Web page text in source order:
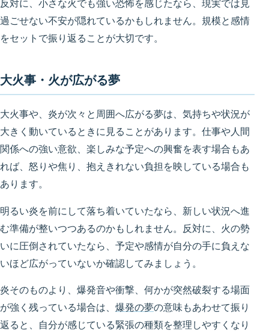
反対に、小さな火でも強い恐怖を感じたなら、現実では見
過ごせない不安が隠れているかもしれません。規模と感情
をセットで振り返ることが大切です。
大火事・火が広がる夢
大火事や、炎が次々と周囲へ広がる夢は、気持ちや状況が
大きく動いているときに見ることがあります。仕事や人間
関係への強い意欲、楽しみな予定への興奮を表す場合もあ
れば、怒りや焦り、抱えきれない負担を映している場合も
あります。
明るい炎を前にして落ち着いていたなら、新しい状況へ進
む準備が整いつつあるのかもしれません。反対に、火の勢
いに圧倒されていたなら、予定や感情が自分の手に負えな
いほど広がっていないか確認してみましょう。
炎そのものより、爆発音や衝撃、何かが突然破裂する場面
が強く残っている場合は、 爆発の夢の意味もあわせて振り
返ると、自分が感じている緊張の種類を整理しやすくなり